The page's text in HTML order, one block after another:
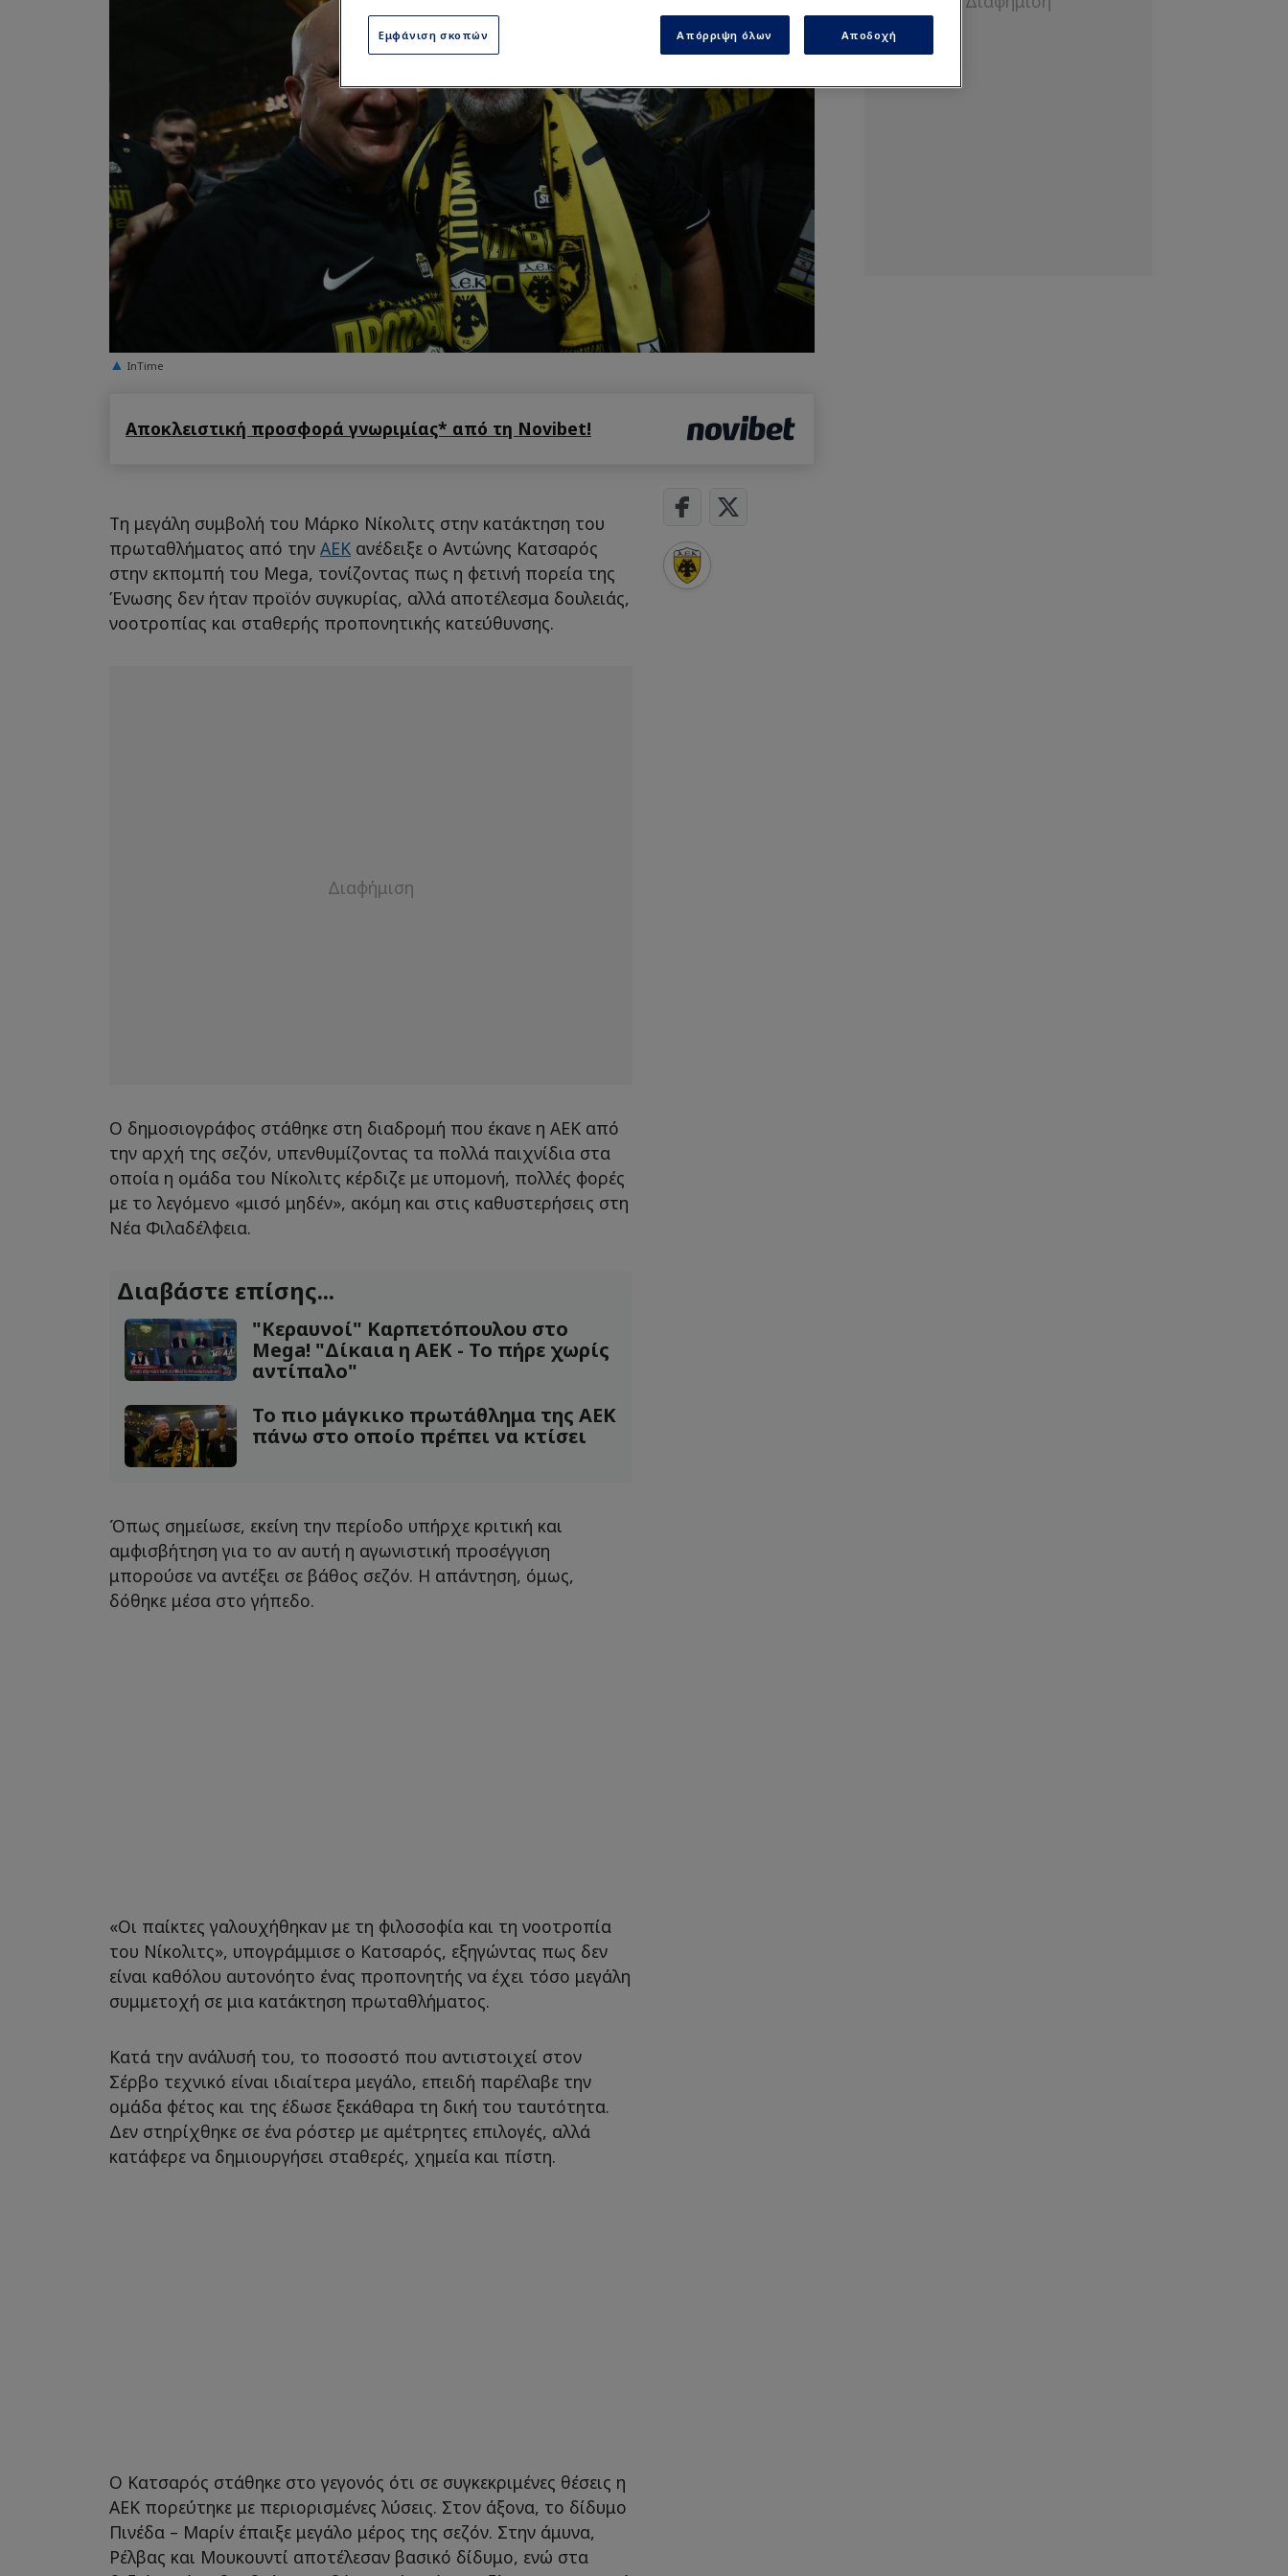
InTime
Αποκλειστική προσφορά γνωριμίας* από τη Novibet!
Τη μεγάλη συμβολή του Μάρκο Νίκολιτς στην κατάκτηση του
πρωταθλήματος από την ΑΕΚ ανέδειξε ο Αντώνης Κατσαρός
στην εκπομπή του Mega, τονίζοντας πως η φετινή πορεία της
Ένωσης δεν ήταν προϊόν συγκυρίας, αλλά αποτέλεσμα δουλειάς,
νοοτροπίας και σταθερής προπονητικής κατεύθυνσης.
Ο δημοσιογράφος στάθηκε στη διαδρομή που έκανε η ΑΕΚ από
την αρχή της σεζόν, υπενθυμίζοντας τα πολλά παιχνίδια στα
οποία η ομάδα του Νίκολιτς κέρδιζε με υπομονή, πολλές φορές
με το λεγόμενο «μισό μηδέν», ακόμη και στις καθυστερήσεις στη
Νέα Φιλαδέλφεια.
Διαβάστε επίσης...
"Κεραυνοί" Καρπετόπουλου στο
Mega! "Δίκαια η ΑΕΚ - Το πήρε χωρίς
αντίπαλο"
Το πιο μάγκικο πρωτάθλημα της ΑΕΚ
πάνω στο οποίο πρέπει να κτίσει
Όπως σημείωσε, εκείνη την περίοδο υπήρχε κριτική και
αμφισβήτηση για το αν αυτή η αγωνιστική προσέγγιση
μπορούσε να αντέξει σε βάθος σεζόν. Η απάντηση, όμως,
δόθηκε μέσα στο γήπεδο.
«Οι παίκτες γαλουχήθηκαν με τη φιλοσοφία και τη νοοτροπία
του Νίκολιτς», υπογράμμισε ο Κατσαρός, εξηγώντας πως δεν
είναι καθόλου αυτονόητο ένας προπονητής να έχει τόσο μεγάλη
συμμετοχή σε μια κατάκτηση πρωταθλήματος.
Κατά την ανάλυσή του, το ποσοστό που αντιστοιχεί στον
Σέρβο τεχνικό είναι ιδιαίτερα μεγάλο, επειδή παρέλαβε την
ομάδα φέτος και της έδωσε ξεκάθαρα τη δική του ταυτότητα.
Δεν στηρίχθηκε σε ένα ρόστερ με αμέτρητες επιλογές, αλλά
κατάφερε να δημιουργήσει σταθερές, χημεία και πίστη.
Ο Κατσαρός στάθηκε στο γεγονός ότι σε συγκεκριμένες θέσεις η
ΑΕΚ πορεύτηκε με περιορισμένες λύσεις. Στον άξονα, το δίδυμο
Πινέδα – Μαρίν έπαιξε μεγάλο μέρος της σεζόν. Στην άμυνα,
Ρέλβας και Μουκουντί αποτέλεσαν βασικό δίδυμο, ενώ στα
Εμφάνιση σκοπών Απόρριψη όλων Αποδοχή